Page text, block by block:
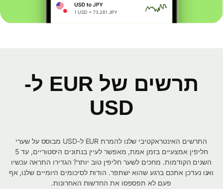
תרשים של EUR ל-
USD
התרשים האינטראקטיבי שלנו להמרת EUR ל-USD מבוסס על שערי
חליפין אמצעיים בזמן אמת, מאפשר לעיין בנתונים היסטוריים, עד 5
השנים הקודמות. מחכים לשער חליפין טוב יותר? הגדירו התראה עכשיו
ואנו נעדכן אתכם ברגע שהוא ישתפר. הודות לסיכומים היומיים שלנו, אף
פעם לא תפספסו את החדשות האחרונות.